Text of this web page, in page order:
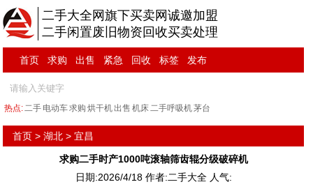
二手大全网旗下买卖网诚邀加盟
二手闲置废旧物资回收买卖处理
首页 求购 出售 紧急 回收 标签 发布
热点:二手 电动车求购 烘干机出售 机床二手呼吸机茅台
首页 >湖北 >宜昌
求购二手时产1000吨滚轴筛齿辊分级破碎机
日期:2026/4/18 作者:二手大全 人气: